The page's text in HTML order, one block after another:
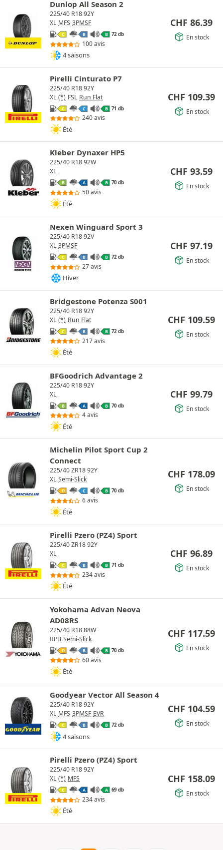
Dunlop All Season 2
225/40 R18 92Y
XL MFS 3PMSF
C B B 72 db
100 avis
4 saisons
CHF 86.39
En stock
Pirelli Cinturato P7
225/40 R18 92Y
XL (*) FSL Run Flat
C C B 71 db
240 avis
Été
CHF 109.39
En stock
Kleber Dynaxer HP5
225/40 R18 92W
XL
B A B 70 db
50 avis
Été
CHF 93.59
En stock
Nexen Winguard Sport 3
225/40 R18 92V
XL 3PMSF
C B B 72 db
27 avis
Hiver
CHF 97.19
En stock
Bridgestone Potenza S001
225/40 R18 92Y
XL (*) Run Flat
C B B 72 db
217 avis
Été
CHF 109.59
En stock
BFGoodrich Advantage 2
225/40 R18 92Y
XL
B A B 70 db
4 avis
Été
CHF 99.79
En stock
Michelin Pilot Sport Cup 2
Connect
225/40 ZR18 92Y
XL Semi-Slick
D C B 70 db
6 avis
Été
CHF 178.09
En stock
Pirelli Pzero (PZ4) Sport
225/40 ZR18 92Y
XL
C B B 71 db
234 avis
Été
CHF 96.89
En stock
Yokohama Advan Neova
AD08RS
225/40 R18 88W
RPB Semi-Slick
D B B 70 db
60 avis
Été
CHF 117.59
En stock
Goodyear Vector All Season 4
225/40 R18 92Y
XL MFS 3PMSF EVR
C B B 72 db
4 saisons
CHF 104.59
En stock
Pirelli Pzero (PZ4) Sport
225/40 R18 92Y
XL (*) MFS
C A A 69 db
234 avis
Été
CHF 158.09
En stock